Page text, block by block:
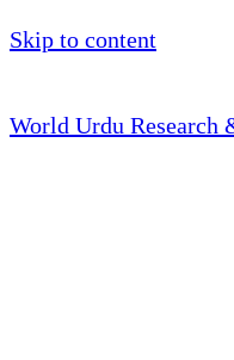
Skip to content